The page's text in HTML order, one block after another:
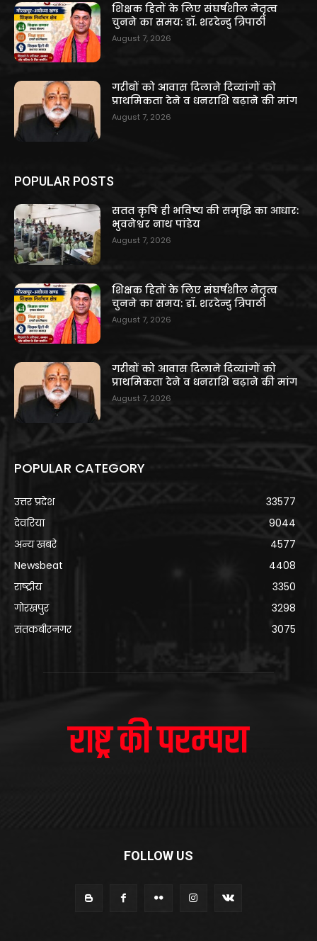
शिक्षक हितों के लिए संघर्षशील नेतृत्व
चुनने का समय: डॉ. शरदेन्दु त्रिपाठी
August 7, 2026
गरीबों को आवास दिलाने दिव्यांगों को
प्राथमिकता देने व धनराशि बढ़ाने की मांग
August 7, 2026
POPULAR POSTS
सतत कृषि ही भविष्य की समृद्धि का आधार:
भुवनेश्वर नाथ पांडेय
August 7, 2026
शिक्षक हितों के लिए संघर्षशील नेतृत्व
चुनने का समय: डॉ. शरदेन्दु त्रिपाठी
August 7, 2026
गरीबों को आवास दिलाने दिव्यांगों को
प्राथमिकता देने व धनराशि बढ़ाने की मांग
August 7, 2026
POPULAR CATEGORY
उत्तर प्रदेश
33577
देवरिया
9044
अन्य खबरे
4577
Newsbeat
4408
राष्ट्रीय
3350
गोरखपुर
3298
संतकबीरनगर
3075
FOLLOW US